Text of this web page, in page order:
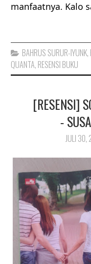
manfaatnya. Kalo
BAHRUS SURUR-IYUNK,
QUANTA, RESENSI BUKU
[RESENSI]
-
JULI 30,